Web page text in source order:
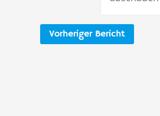
Vorheriger Bericht